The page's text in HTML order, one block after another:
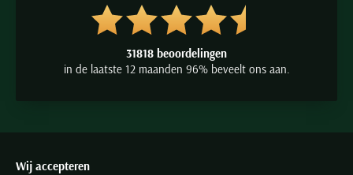
31818 beoordelingen
in de laatste 12 maanden 96% beveelt ons aan.
Wij accepteren